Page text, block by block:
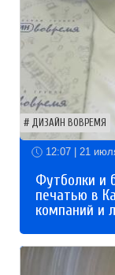
ДИЗАЙН ВОВРЕМЯ
12:07 | 21
Футболки и
печатью в
компаний и